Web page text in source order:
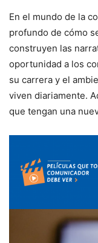
En el mundo de la
profundo de cómo
construyen las
oportunidad a los
su carrera y el
viven diariamente.
que tengan una